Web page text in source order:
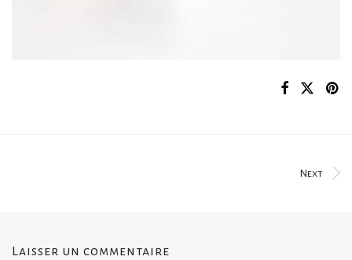
Next
Laisser un commentaire